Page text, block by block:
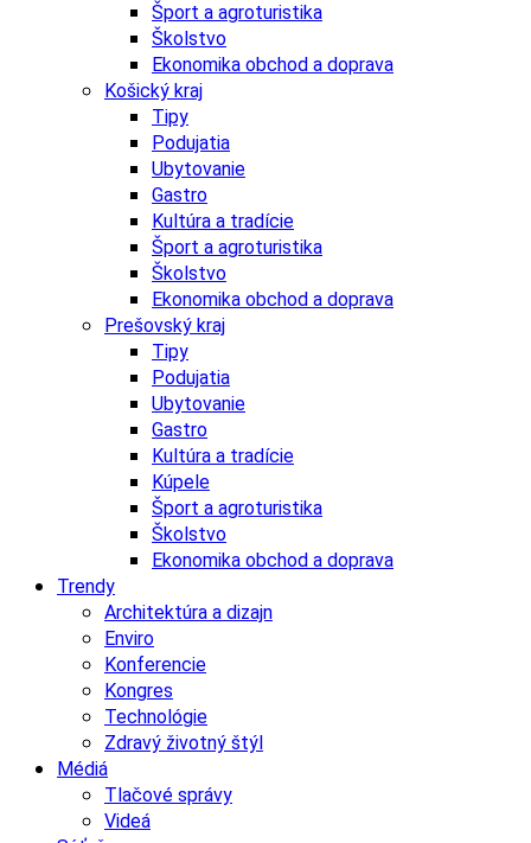
Šport a agroturistika
Školstvo
Ekonomika obchod a doprava
Košický kraj
Tipy
Podujatia
Ubytovanie
Gastro
Kultúra a tradície
Šport a agroturistika
Školstvo
Ekonomika obchod a doprava
Prešovský kraj
Tipy
Podujatia
Ubytovanie
Gastro
Kultúra a tradície
Kúpele
Šport a agroturistika
Školstvo
Ekonomika obchod a doprava
Trendy
Architektúra a dizajn
Enviro
Konferencie
Kongres
Technológie
Zdravý životný štýl
Médiá
Tlačové správy
Videá